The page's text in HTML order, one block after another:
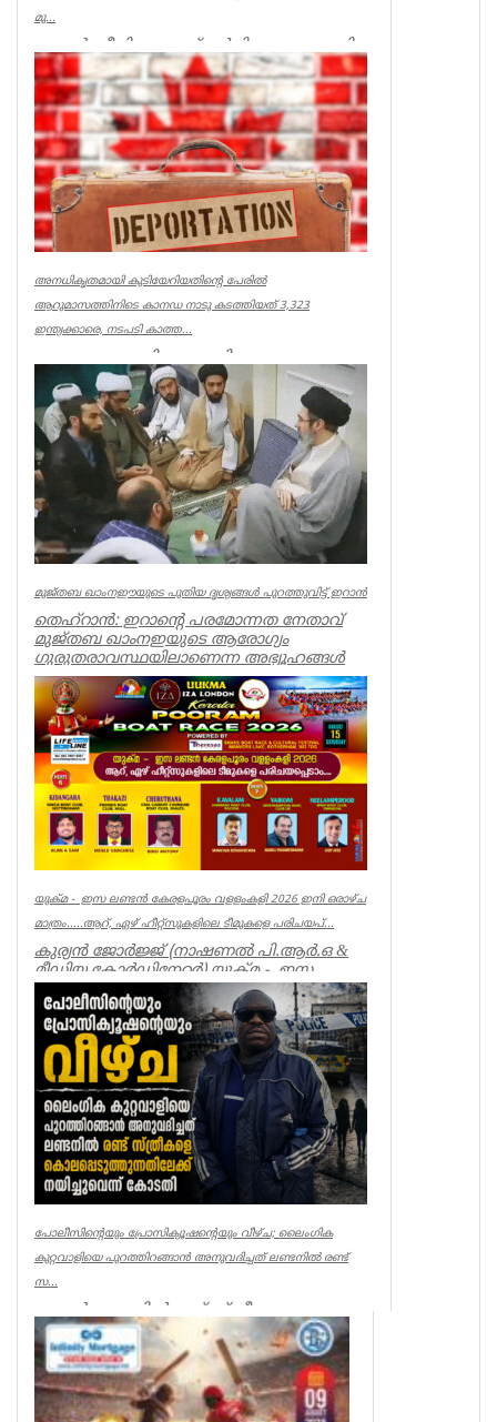
മു...
ലണ്ടൻ: ജീവിതച്ചെലവ് വർധിക്കുന്നതുമായി
ബന്ധപ്പെട്ട ജനങ്ങളുടെ ആശങ്കകൾ
നേരിട്ടറിയാനും കേൾക്കാനും ബ്രിട...
UK NEWS
അനധികൃതമായി കുടിയേറിയതിന്റെ പേരിൽ
ആറുമാസത്തിനിടെ കാനഡ നാടു കടത്തിയത് 3,323
ഇന്ത്യക്കാരെ, നടപടി കാത്ത...
ഓട്ടോവ: അനധികൃതമായി
കുടിയേറിയതിന്റെ പേരിൽ
ആറുമാസത്തിനിടെ കാനഡ
നാടുകടത്തിയത് 3,323 ഇന്ത്യക്കാരെ. കാന...
World
മുജ്തബ ഖാംനഈയുടെ പുതിയ ദൃശ്യങ്ങൾ പുറത്തുവിട്ട് ഇറാൻ
തെഹ്റാൻ: ഇറാന്റെ പരമോന്നത നേതാവ്
മുജ്തബ ഖാംനഇയുടെ ആരോഗ്യം
ഗുരുതരാവസ്ഥയിലാണെന്ന അഭ്യൂഹങ്ങൾ
പരക്കുന്ന...
World
യുക്മ - ഇസ ലണ്ടൻ കേരളപൂരം വളളംകളി 2026 ഇനി ഒരാഴ്ച
മാത്രം.....ആറ്, ഏഴ് ഹീറ്റ്സുകളിലെ ടീമുകളെ പരിചയപ്...
കുര്യൻ ജോർജ്ജ് (നാഷണൽ പി.ആർ.ഒ &
മീഡിയ കോർഡിനേറ്റർ) യുക്മ - ഇസ
ലണ്ടൻ കേരളപൂരം വ...
Breaking News
പോലീസിന്റെയും പ്രോസിക്യൂഷന്റെയും വീഴ്ച; ലൈംഗിക
കുറ്റവാളിയെ പുറത്തിറങ്ങാൻ അനുവദിച്ചത് ലണ്ടനിൽ രണ്ട്
സ...
ലണ്ടൻ: ലണ്ടനിൽ രണ്ട് സ്ത്രീകളെ
കൊലപ്പെടുത്തിയ സംഭവത്തിൽ
പോലീസിനും പ്രോസിക്യൂഷനും ഗുരുതര
വീഴ്ച്ച സംഭ...
UK NEWS